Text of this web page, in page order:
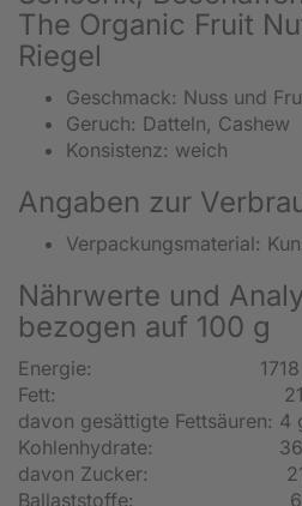
The Organic Fruit
Riegel
Geschmack: Nuss und
Geruch: Datteln, Cashew
Konsistenz: weich
Angaben zur
Verpackungsmaterial:
Nährwerte und
bezogen auf 100 g
Energie: 1718 kj /
Fett: 21
davon gesättigte Fettsäuren: 4
Kohlenhydrate: 36
davon Zucker: 21
Ballaststoffe: 6